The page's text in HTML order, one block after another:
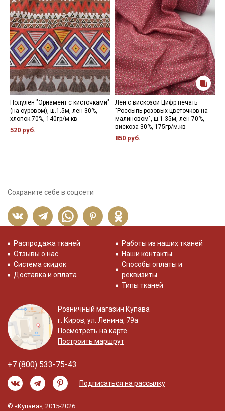
Полулен "Орнамент с кисточками"
(на суровом), ш.1.5м, лен-30%,
хлопок-70%, 140гр/м.кв
520 руб.
Лен с вискозой Цифр.печать
"Россыпь розовых цветочков на
малиновом", ш.1.35м, лен-70%,
вискоза-30%, 175гр/м.кв
850 руб.
Сохраните себе в соцсети
Распродажа тканей
Отзывы о нас
Система скидок
Доставка и оплата
Работы из наших тканей
Наши контакты
Способы оплаты и
реквизиты
Типы тканей
Розничный магазин Купава
г. Киров, ул. Ленина, 79а
Посмотреть на карте
Построить маршрут
+7 (800) 533-75-43
Подписаться на рассылку
© «Купава», 2015-2026